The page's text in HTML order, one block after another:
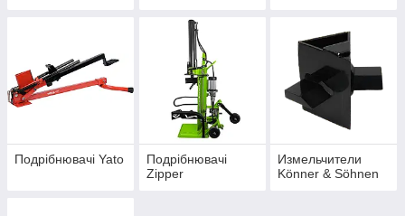
Подрібнювачі Yato
Подрібнювачі
Zipper
Измельчители
Könner & Söhnen